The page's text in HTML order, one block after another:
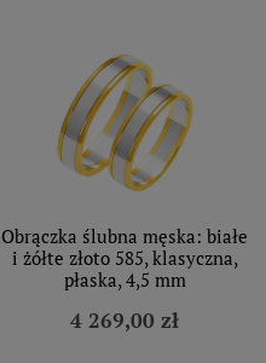
Obrączka ślubna męska: białe
i żółte złoto 585, klasyczna,
płaska, 4,5 mm
4 269,00 zł